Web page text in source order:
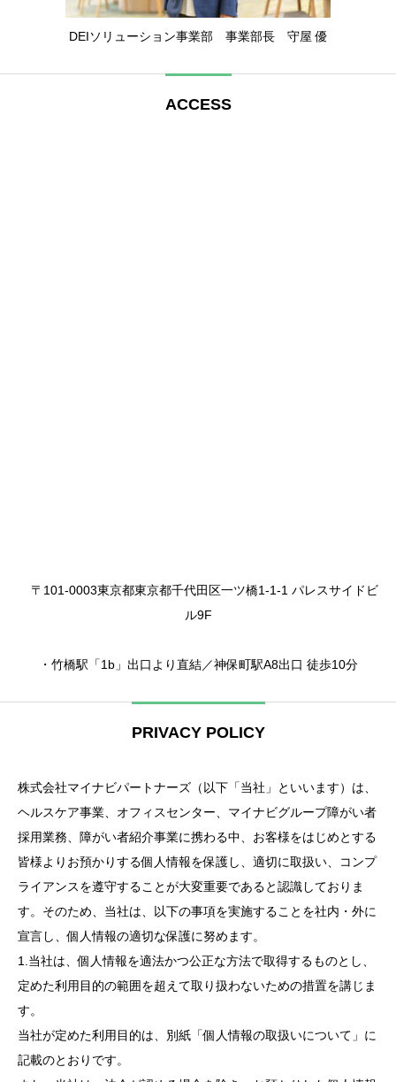
DEIソリューション事業部 事業部長 守屋 優
ACCESS
〒101-0003東京都東京都千代田区一ツ橋1-1-1 パレスサイドビ
ル9F
・竹橋駅「1b」出口より直結／神保町駅A8出口 徒歩10分
PRIVACY POLICY
株式会社マイナビパートナーズ（以下「当社」といいます）は、
ヘルスケア事業、オフィスセンター、マイナビグループ障がい者
採用業務、障がい者紹介事業に携わる中、お客様をはじめとする
皆様よりお預かりする個人情報を保護し、適切に取扱い、コンプ
ライアンスを遵守することが大変重要であると認識しておりま
す。そのため、当社は、以下の事項を実施することを社内・外に
宣言し、個人情報の適切な保護に努めます。
1.当社は、個人情報を適法かつ公正な方法で取得するものとし、
定めた利用目的の範囲を超えて取り扱わないための措置を講じま
す。
当社が定めた利用目的は、別紙「個人情報の取扱いについて」に
記載のとおりです。